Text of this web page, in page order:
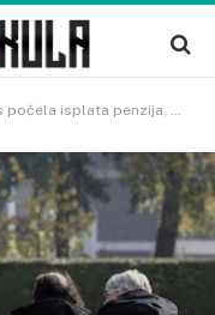
penzija, a evo kada se penzioneri mogu nadati novčanoj pomoći